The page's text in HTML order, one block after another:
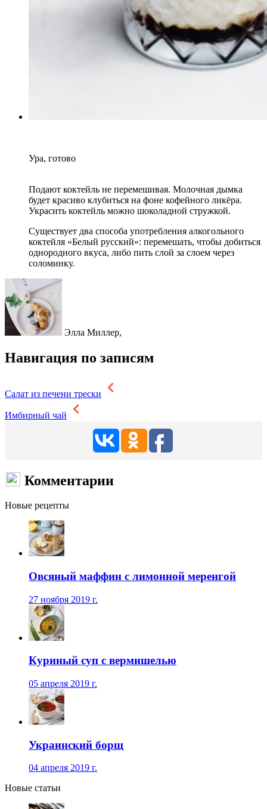
Ура, готово
Подают коктейль не перемешивая. Молочная дымка
будет красиво клубиться на фоне кофейного ликёра.
Украсить коктейль можно шоколадной стружкой.
Существует два способа употребления алкогольного
коктейля «Белый русский»: перемешать, чтобы добиться
однородного вкуса, либо пить слой за слоем через
соломинку.
Элла Миллер,
Навигация по записям
Салат из печени трески
Имбирный чай
Комментарии
Новые рецепты
Овсяный маффин с лимонной меренгой
27 ноября 2019 г.
Куриный суп с вермишелью
05 апреля 2019 г.
Украинский борщ
04 апреля 2019 г.
Новые статьи